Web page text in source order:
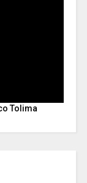
Tolima